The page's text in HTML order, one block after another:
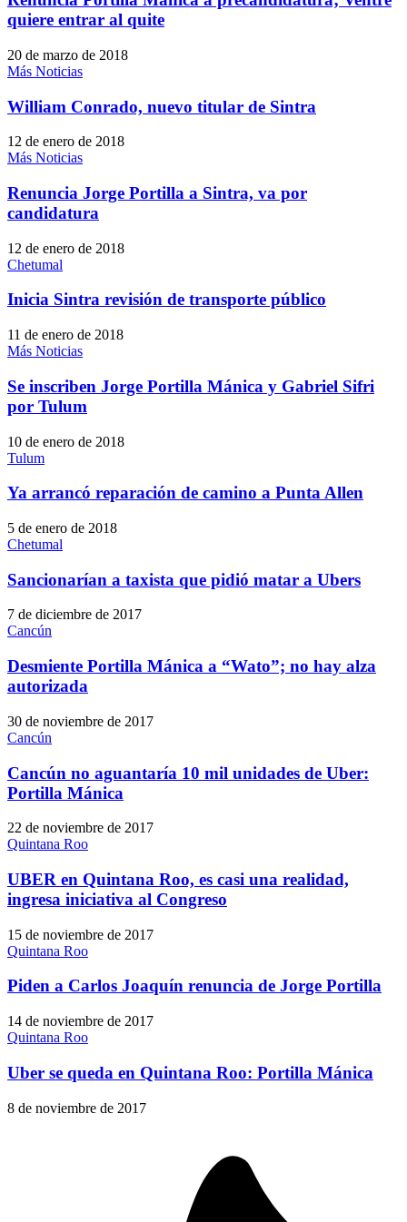
quiere entrar al quite
20 de marzo de 2018
Más Noticias
William Conrado, nuevo titular de Sintra
12 de enero de 2018
Más Noticias
Renuncia Jorge Portilla a Sintra, va por
candidatura
12 de enero de 2018
Chetumal
Inicia Sintra revisión de transporte público
11 de enero de 2018
Más Noticias
Se inscriben Jorge Portilla Mánica y Gabriel Sifri
por Tulum
10 de enero de 2018
Tulum
Ya arrancó reparación de camino a Punta Allen
5 de enero de 2018
Chetumal
Sancionarían a taxista que pidió matar a Ubers
7 de diciembre de 2017
Cancún
Desmiente Portilla Mánica a “Wato”; no hay alza
autorizada
30 de noviembre de 2017
Cancún
Cancún no aguantaría 10 mil unidades de Uber:
Portilla Mánica
22 de noviembre de 2017
Quintana Roo
UBER en Quintana Roo, es casi una realidad,
ingresa iniciativa al Congreso
15 de noviembre de 2017
Quintana Roo
Piden a Carlos Joaquín renuncia de Jorge Portilla
14 de noviembre de 2017
Quintana Roo
Uber se queda en Quintana Roo: Portilla Mánica
8 de noviembre de 2017